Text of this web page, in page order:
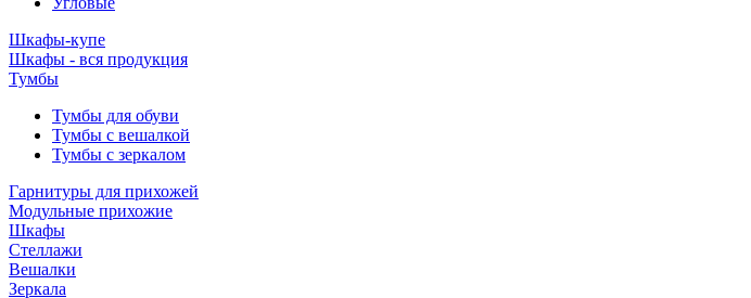
Шкафы-купе
Шкафы - вся продукция
Тумбы
Тумбы для обуви
Тумбы с вешалкой
Тумбы с зеркалом
Гарнитуры для прихожей
Модульные прихожие
Шкафы
Стеллажи
Вешалки
Зеркала